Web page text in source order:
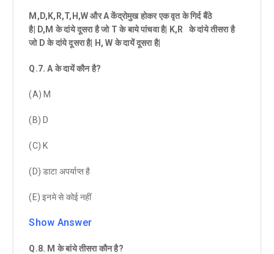
M,D,K,R,T,H,WऔरAकेंद्रोमुख होकर एक वृत के गिर्द बैंठे
है| D,M के दांये दूसरा है जो T के बाये पांचवा है| K,R के दांये तीसरा है
जो D के दांये दूसरा है| H, W के दायें दूसरा है|
Q.7.A के दायें कौन है?
(A) M
(B) D
(C) K
(D) डाटा अपर्याप्त है
(E) इनमे से कोई नहीं
Show Answer
Q.8. M के बांये तीसरा कौन है?